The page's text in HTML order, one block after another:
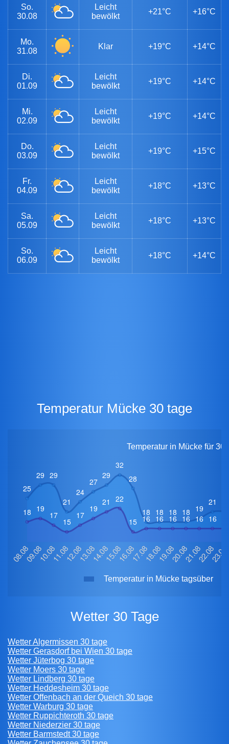
So.
30.08
Leicht
bewölkt
+21°C +16°C
Mo.
31.08
Klar +19°C +14°C
Di.
01.09
Leicht
bewölkt
+19°C +14°C
Mi.
02.09
Leicht
bewölkt
+19°C +14°C
Do.
03.09
Leicht
bewölkt
+19°C +15°C
Fr.
04.09
Leicht
bewölkt
+18°C +13°C
Sa.
05.09
Leicht
bewölkt
+18°C +13°C
So.
06.09
Leicht
bewölkt
+18°C +14°C
Temperatur Mücke 30 tage
Temperatur in Mücke für 30
Temperatur in Mücke tagsüber
Wetter 30 Tage
Wetter Algermissen 30 tage
Wetter Gerasdorf bei Wien 30 tage
Wetter Jüterbog 30 tage
Wetter Moers 30 tage
Wetter Lindberg 30 tage
Wetter Heddesheim 30 tage
Wetter Offenbach an der Queich 30 tage
Wetter Warburg 30 tage
Wetter Ruppichteroth 30 tage
Wetter Niederzier 30 tage
Wetter Barmstedt 30 tage